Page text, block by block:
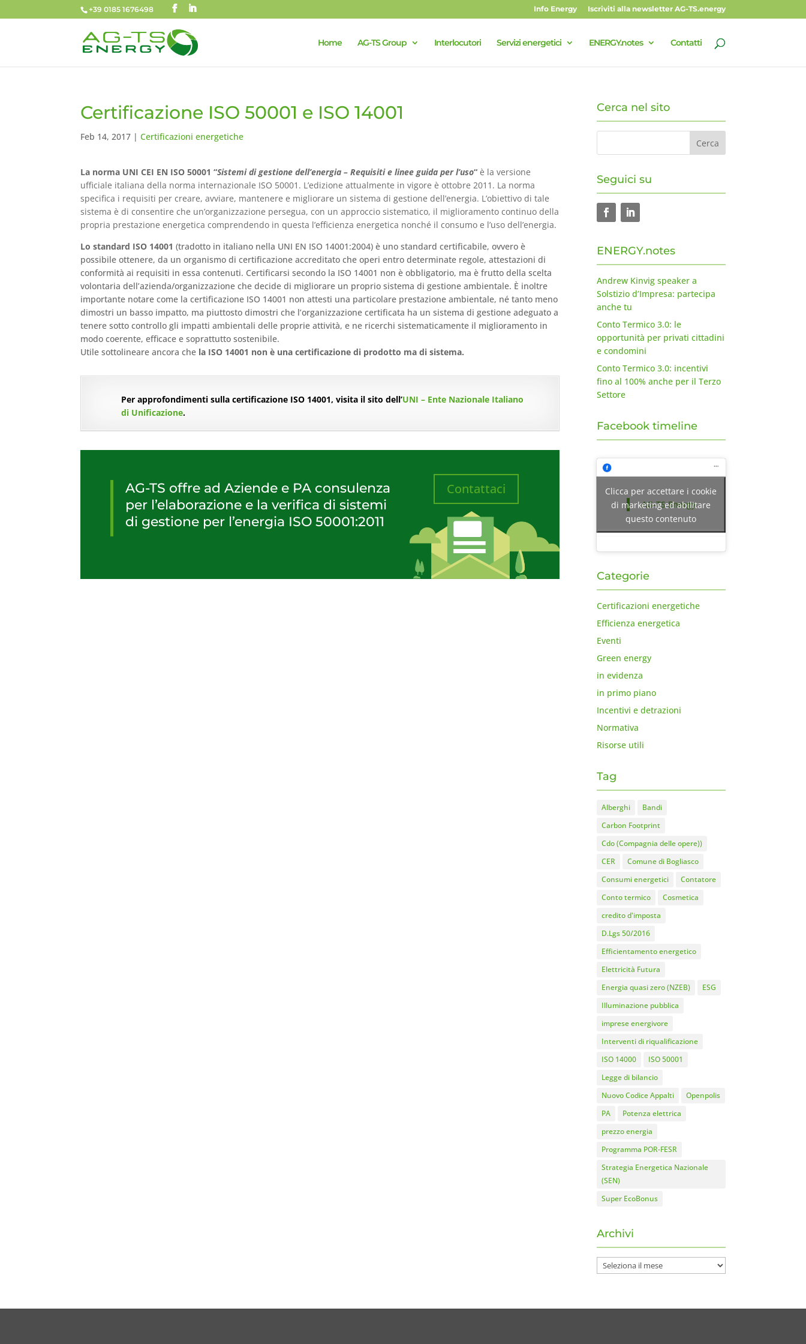
+39 0185 1676498 Info Energy Iscriviti alla newsletter AG-TS.energy
Home AG-TS Group Interlocutori Servizi energetici ENERGY.notes Contatti
Certificazione ISO 50001 e ISO 14001
Feb 14, 2017 |Certificazioni energetiche
La norma UNI CEI EN ISO 50001 “Sistemi di gestione dell’energia – Requisiti e linee guida per l’uso“ è la versione
ufficiale italiana della norma internazionale ISO 50001. L’edizione attualmente in vigore è ottobre 2011. La norma
specifica i requisiti per creare, avviare, mantenere e migliorare un sistema di gestione dell’energia. L’obiettivo di tale
sistema è di consentire che un’organizzazione persegua, con un approccio sistematico, il miglioramento continuo della
propria prestazione energetica comprendendo in questa l’efficienza energetica nonché il consumo e l’uso dell’energia.
Lo standard ISO 14001(tradotto in italiano nella UNI EN ISO 14001:2004) è uno standard certificabile, ovvero è
possibile ottenere, da un organismo di certificazione accreditato che operi entro determinate regole, attestazioni di
conformità ai requisiti in essa contenuti. Certificarsi secondo la ISO 14001 non è obbligatorio, ma è frutto della scelta
volontaria dell’azienda/organizzazione che decide di migliorare un proprio sistema di gestione ambientale. È inoltre
importante notare come la certificazione ISO 14001 non attesti una particolare prestazione ambientale, né tanto meno
dimostri un basso impatto, ma piuttosto dimostri che l’organizzazione certificata ha un sistema di gestione adeguato a
tenere sotto controllo gli impatti ambientali delle proprie attività, e ne ricerchi sistematicamente il miglioramento in
modo coerente, efficace e soprattutto sostenibile.
Utile sottolineare ancora che la ISO 14001 non è una certificazione di prodotto ma di sistema.
Per approfondimenti sulla certificazione ISO 14001, visita il sito dell’UNI – Ente Nazionale Italiano
di Unificazione.
AG-TS offre ad Aziende e PA consulenza
per l’elaborazione e la verifica di sistemi
di gestione per l’energia ISO 50001:2011
Contattaci
Cerca nel sito
Seguici su
ENERGY.notes
Andrew Kinvig speaker a
Solstizio d’Impresa: partecipa
anche tu
Conto Termico 3.0: le
opportunità per privati cittadini
e condomini
Conto Termico 3.0: incentivi
fino al 100% anche per il Terzo
Settore
Facebook timeline
AG-TS Energy
Clicca per accettare i cookie
di marketing ed abilitare
questo contenuto
Categorie
Certificazioni energetiche
Efficienza energetica
Eventi
Green energy
in evidenza
in primo piano
Incentivi e detrazioni
Normativa
Risorse utili
Tag
Alberghi
Bandi
Carbon Footprint
Cdo (Compagnia delle opere))
CER
Comune di Bogliasco
Consumi energetici
Contatore
Conto termico
Cosmetica
credito d'imposta
D.Lgs 50/2016
Efficientamento energetico
Elettricità Futura
Energia quasi zero (NZEB)
ESG
Illuminazione pubblica
imprese energivore
Interventi di riqualificazione
ISO 14000
ISO 50001
Legge di bilancio
Nuovo Codice Appalti
Openpolis
PA
Potenza elettrica
prezzo energia
Programma POR-FESR
Strategia Energetica Nazionale
(SEN)
Super EcoBonus
Archivi
Archivi